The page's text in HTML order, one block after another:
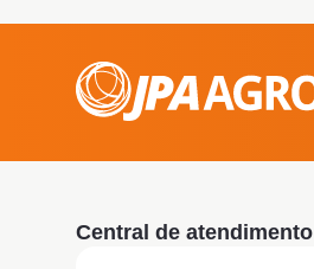
Central de atendimento